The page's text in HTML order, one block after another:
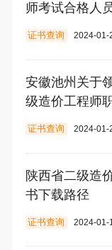
师考试合格人
书通知
证书查询 2024-01-
安徽池州关于
级造价工程师
通知
证书查询 2024-01-
陕西省二级造
书下载路径
证书查询 2024-01-